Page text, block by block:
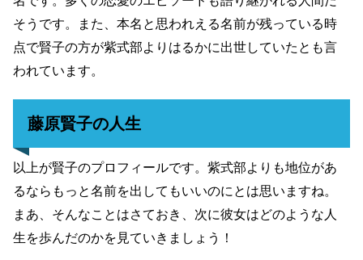
そうです。また、本名と思われえる名前が残っている時
点で賢子の方が紫式部よりはるかに出世していたとも言
われています。
藤原賢子の人生
以上が賢子のプロフィールです。紫式部よりも地位があ
るならもっと名前を出してもいいのにとは思いますね。
まあ、そんなことはさておき、次に彼女はどのような人
生を歩んだのかを見ていきましょう！